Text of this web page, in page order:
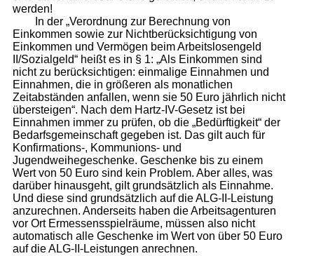
werden!
In der „Verordnung zur Berechnung von
Einkommen sowie zur Nichtberücksichtigung von
Einkommen und Vermögen beim Arbeitslosengeld
II/Sozialgeld“ heißt es in § 1: „Als Einkommen sind
nicht zu berücksichtigen: einmalige Einnahmen und
Einnahmen, die in größeren als monatlichen
Zeitabständen anfallen, wenn sie 50 Euro jährlich nicht
übersteigen“. Nach dem Hartz-IV-Gesetz ist bei
Einnahmen immer zu prüfen, ob die „Bedürftigkeit“ der
Bedarfsgemeinschaft gegeben ist. Das gilt auch für
Konfirmations-, Kommunions- und
Jugendweihegeschenke. Geschenke bis zu einem
Wert von 50 Euro sind kein Problem. Aber alles, was
darüber hinausgeht, gilt grundsätzlich als Einnahme.
Und diese sind grundsätzlich auf die ALG-II-Leistung
anzurechnen. Anderseits haben die Arbeits­agenturen
vor Ort Ermessensspielräume, müssen also nicht
automatisch alle Geschenke im Wert von über 50 Euro
auf die ALG-II-Leistungen anrechnen.